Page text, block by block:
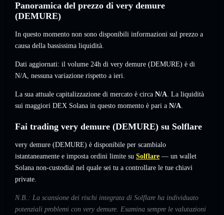
Panoramica del prezzo di very demure
(DEMURE)
In questo momento non sono disponibili informazioni sul prezzo a
causa della bassissima liquidità.
Dati aggiornati: il volume 24h di very demure (DEMURE) è di
N/A, nessuna variazione rispetto a ieri.
La sua attuale capitalizzazione di mercato è circa N/A. La liquidità
sui maggiori DEX Solana in questo momento è pari a N/A.
Fai trading very demure (DEMURE) su Solflare
very demure (DEMURE) è disponibile per scambialo
istantaneamente e imposta ordini limite su Solflare — un wallet
Solana non-custodial nel quale sei tu a controllare le tue chiavi
private.
N.B.: La scansione dei rischi integrata di Solflare ha individuato
potenziali problemi con very demure. Esamina sempre le valutazioni